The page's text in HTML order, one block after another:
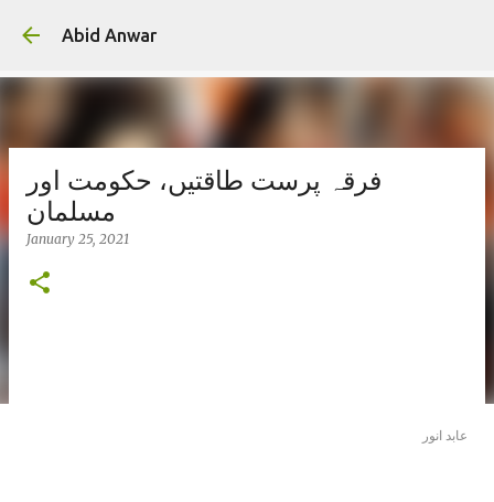
Abid Anwar
فرقہ پرست طاقتیں، حکومت اور
مسلمان
January 25, 2021
عابد انور